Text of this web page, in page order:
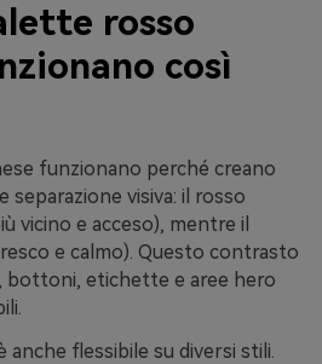
rosso
così
funzionano perché creano
visiva: il rosso
vicino e acceso), mentre il
e calmo). Questo contrasto
etichette e aree hero
anche flessibile su diversi stili.